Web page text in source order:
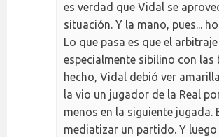
es verdad que Vidal se
situación. Y la mano, pues...
Lo que pasa es que el
especialmente sibilino con las
hecho, Vidal debió ver
la vio un jugador de la Real
menos en la siguiente jugada.
mediatizar un partido. Y